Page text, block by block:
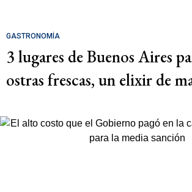
GASTRONOMÍA
3 lugares de Buenos Aires
ostras frescas, un elixir de